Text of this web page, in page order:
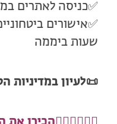
✅כניסה לאתרים
שעות ביממה
📜לעיון במדיניות
🧍🏻‍♂️
🧍🏾‍♀️ הכירו את